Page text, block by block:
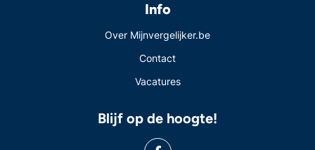
Info
Over Mijnvergelijker.be
Contact
Vacatures
Blijf op de hoogte!